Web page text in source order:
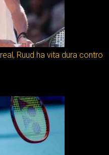
Ruud ha vita dura contro